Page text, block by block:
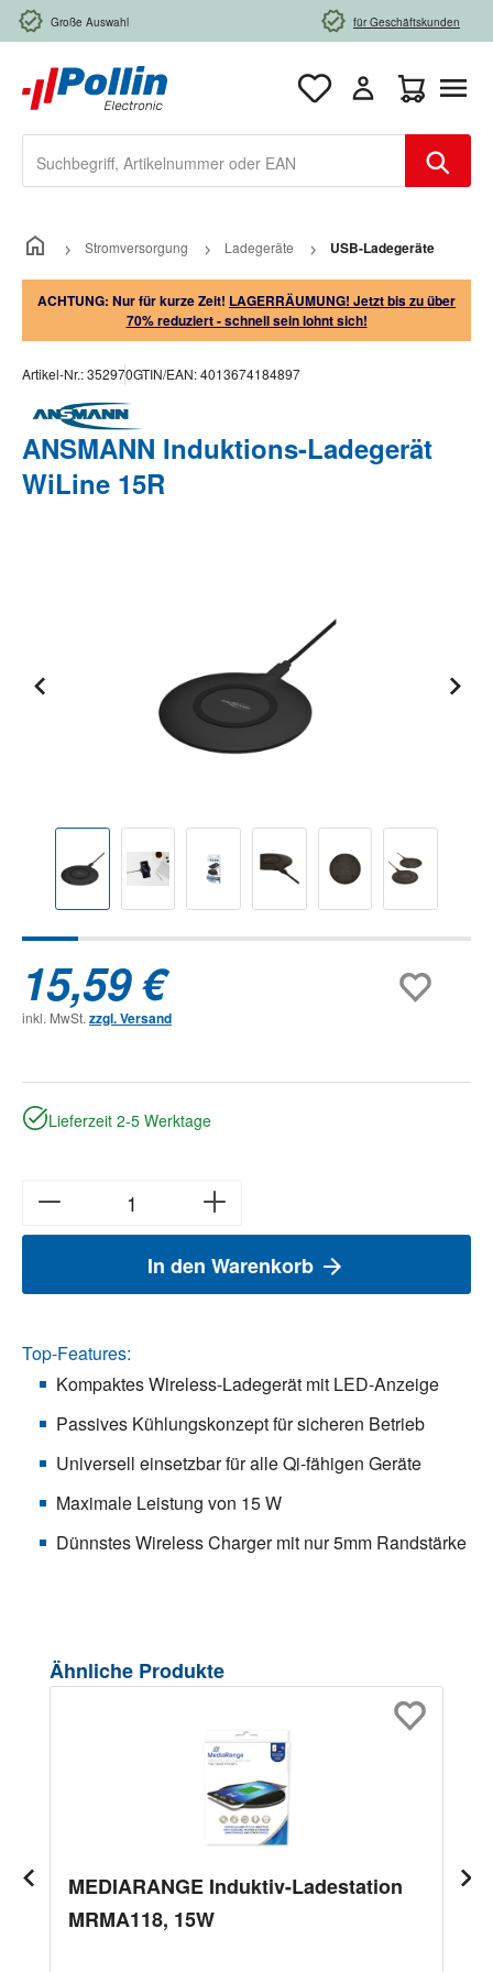
Zum Hauptinhalt springen
Große Auswahl für Geschäftskunden
Stromversorgung Ladegeräte USB-Ladegeräte
ACHTUNG: Nur für kurze Zeit! LAGERRÄUMUNG! Jetzt bis zu über
70% reduziert - schnell sein lohnt sich!
Artikel-Nr.:352970GTIN/EAN:4013674184897
ANSMANN Induktions-Ladegerät
WiLine 15R
15,59 €
inkl. MwSt. zzgl. Versand
Lieferzeit 2-5 Werktage
In den Warenkorb
Top-Features:
Kompaktes Wireless-Ladegerät mit LED-Anzeige
Passives Kühlungskonzept für sicheren Betrieb
Universell einsetzbar für alle Qi-fähigen Geräte
Maximale Leistung von 15 W
Dünnstes Wireless Charger mit nur 5mm Randstärke
Produktgalerie überspringen
Ähnliche Produkte
MEDIARANGE Induktiv-Ladestation
MRMA118, 15W